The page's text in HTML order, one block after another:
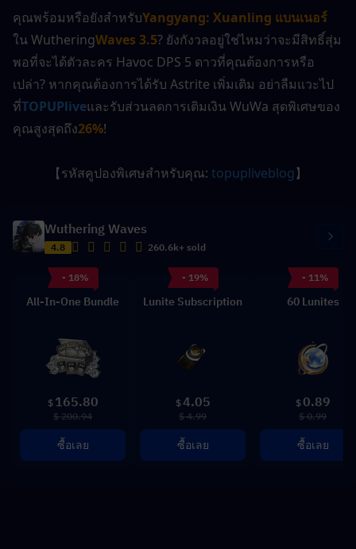
คุณพร้อมหรือยังสำหรับYangyang: Xuanling แบนเนอร์
ใน WutheringWaves 3.5? ยังกังวลอยู่ใช่ไหมว่าจะมีสิทธิ์สุ่ม
พอที่จะได้ตัวละคร Havoc DPS 5 ดาวที่คุณต้องการหรือ
เปล่า? หากคุณต้องการได้รับ Astrite เพิ่มเติม อย่าลืมแวะไป
ที่TOPUPliveและรับส่วนลดการเติมเงิน WuWa สุดพิเศษของ
คุณสูงสุดถึง26%!
【รหัสคูปองพิเศษสำหรับคุณ: topupliveblog】
Wuthering Waves
4.8 260.6k+ sold
- 18%
All-In-One Bundle
$ 165.80
$ 200.94
ซื้อเลย
- 19%
Lunite Subscription
$4.05
$ 4.99
ซื้อเลย
- 11%
60 Lunites
$ 0.89
$ 0.99
ซื้อเลย